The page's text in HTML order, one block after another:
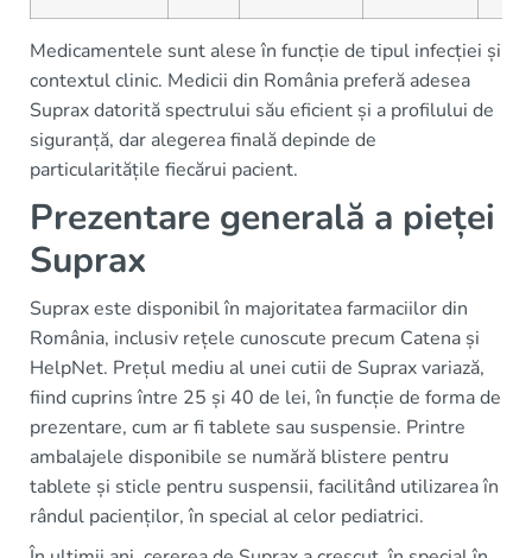
Medicamentele sunt alese în funcție de tipul infecției și
contextul clinic. Medicii din România preferă adesea
Suprax datorită spectrului său eficient și a profilului de
siguranță, dar alegerea finală depinde de
particularitățile fiecărui pacient.
Prezentare generală a pieței
Suprax
Suprax este disponibil în majoritatea farmaciilor din
România, inclusiv rețele cunoscute precum Catena și
HelpNet. Prețul mediu al unei cutii de Suprax variază,
fiind cuprins între 25 și 40 de lei, în funcție de forma de
prezentare, cum ar fi tablete sau suspensie. Printre
ambalajele disponibile se numără blistere pentru
tablete și sticle pentru suspensii, facilitând utilizarea în
rândul pacienților, în special al celor pediatrici.